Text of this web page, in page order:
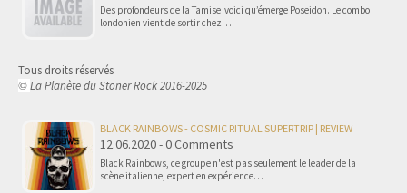
Des profondeurs de la Tamise voici qu’émerge Poseidon. Le combo
londonien vient de sortir chez…
Tous droits réservés
© La Planète du Stoner Rock 2016-2025
BLACK RAINBOWS - COSMIC RITUAL SUPERTRIP | REVIEW
12.06.2020 - 0 Comments
Black Rainbows, ce groupe n'est pas seulement le leader de la
scène italienne, expert en expérience…